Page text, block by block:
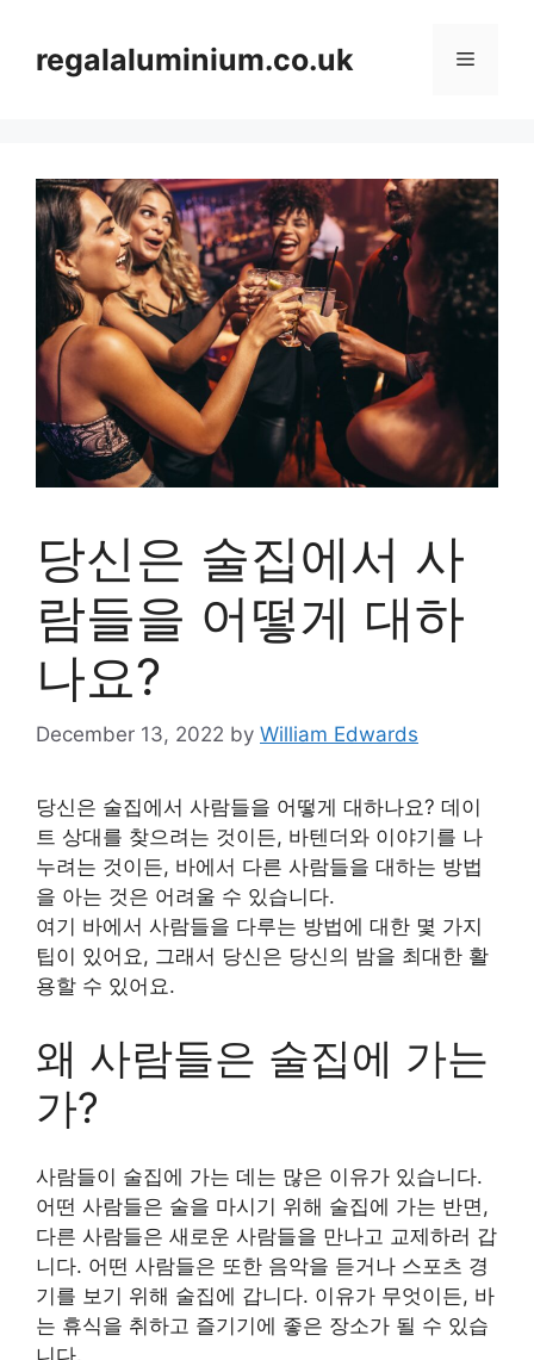
contentregalaluminium.co.uk Menu
당신은 술집에서 사
람들을 어떻게 대하
나요?
December 13, 2022 by William Edwards
당신은 술집에서 사람들을 어떻게 대하나요? 데이
트 상대를 찾으려는 것이든, 바텐더와 이야기를 나
누려는 것이든, 바에서 다른 사람들을 대하는 방법
을 아는 것은 어려울 수 있습니다.
여기 바에서 사람들을 다루는 방법에 대한 몇 가지
팁이 있어요, 그래서 당신은 당신의 밤을 최대한 활
용할 수 있어요.
왜 사람들은 술집에 가는
가?
사람들이 술집에 가는 데는 많은 이유가 있습니다.
어떤 사람들은 술을 마시기 위해 술집에 가는 반면,
다른 사람들은 새로운 사람들을 만나고 교제하러 갑
니다. 어떤 사람들은 또한 음악을 듣거나 스포츠 경
기를 보기 위해 술집에 갑니다. 이유가 무엇이든, 바
는 휴식을 취하고 즐기기에 좋은 장소가 될 수 있습